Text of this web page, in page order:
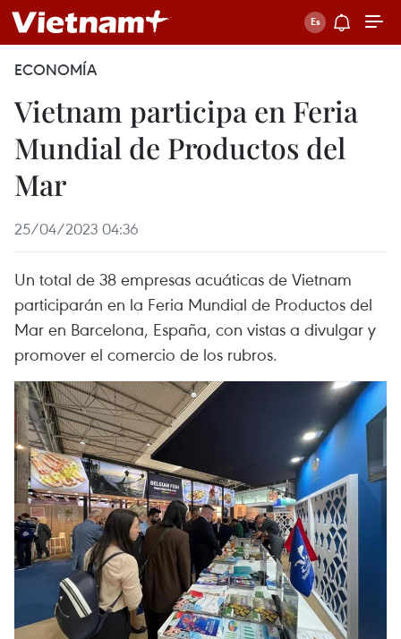
ECONOMÍA
Vietnam participa en Feria
Mundial de Productos del
Mar
25/04/2023 04:36
Un total de 38 empresas acuáticas de Vietnam
participarán en la Feria Mundial de Productos del
Mar en Barcelona, España, con vistas a divulgar y
promover el comercio de los rubros.